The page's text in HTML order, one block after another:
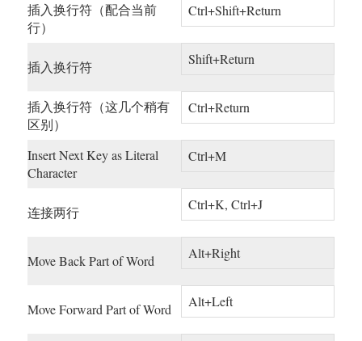
插入换行符（配合当前
行）
Ctrl+Shift+Return
插入换行符 Shift+Return
插入换行符（这几个稍有
区别）
Ctrl+Return
Insert Next Key as Literal
Character
Ctrl+M
连接两行 Ctrl+K, Ctrl+J
Move Back Part of Word Alt+Right
Move Forward Part of Word Alt+Left